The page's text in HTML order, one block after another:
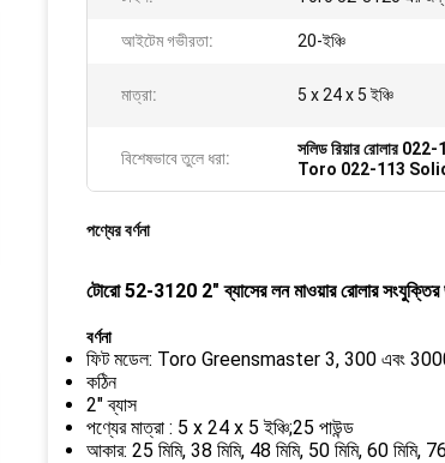
আইটেম গভীরতা: 20-ইঞ্চি
মাত্রা: 5 x 24 x 5 ইঞ্চি
বিশেষভাবে তুলে ধরা: সলিড রিয়ার রোলার
Toro 022-113
পণ্যের বর্ণনা
টোরো 52-3120 2" ব্যাসের লন মাওয়ার রোলার
বর্ণনা
ফিট মডেল: Toro Greensmaster 3, 300 এবং 3000
কঠিন
2" ব্যাস
পণ্যের মাত্রা : 5 x 24 x 5 ইঞ্চি;25 পাউন্ড
আকার: 25 মিমি, 38 মিমি, 48 মিমি, 50 মিমি, 60 মিমি,